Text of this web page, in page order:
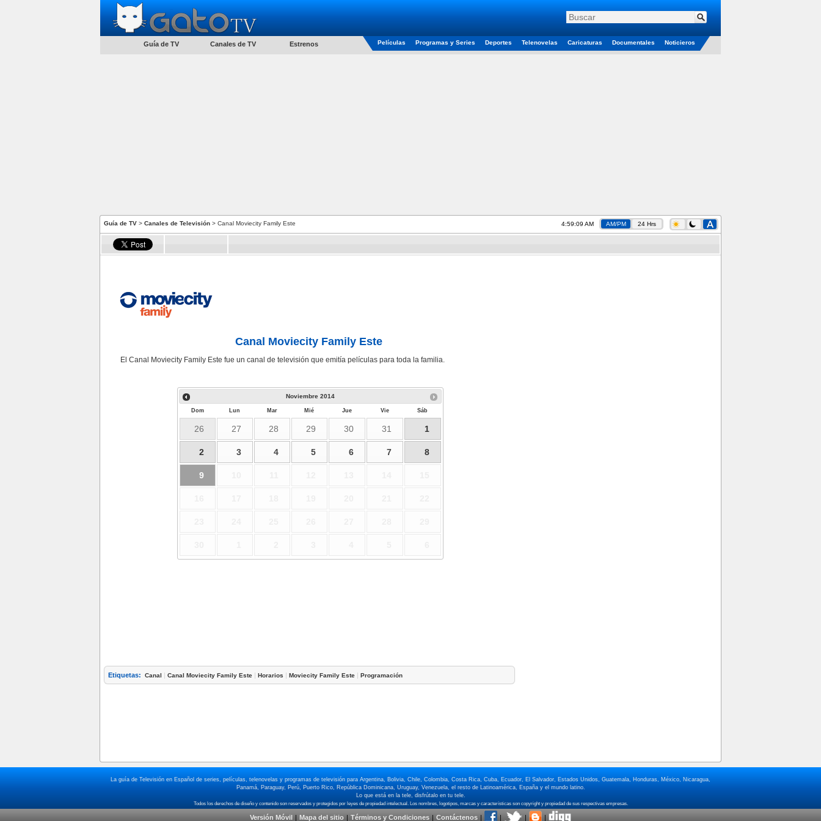
Guía de TV Canales de TV Estrenos Películas Programas y Series Deportes Telenovelas Caricaturas Documentales Noticieros
Guía de TV > Canales de Televisión > Canal Moviecity Family Este 4:59:09 AM AM/PM 24 Hrs
Canal Moviecity Family Este
El Canal Moviecity Family Este fue un canal de televisión que emitía películas para toda la familia.
Noviembre 2014
Dom Lun Mar Mié Jue Vie Sáb
26 27 28 29 30 31 1
2 3 4 5 6 7 8
9
Etiquetas: Canal | Canal Moviecity Family Este | Horarios | Moviecity Family Este | Programación
La guía de Televisión en Español de series, películas, telenovelas y programas de televisión para Argentina, Bolivia, Chile, Colombia, Costa Rica, Cuba, Ecuador, El Salvador, Estados Unidos, Guatemala, Honduras, México, Nicaragua,
Panamá, Paraguay, Perú, Puerto Rico, República Dominicana, Uruguay, Venezuela, el resto de Latinoamérica, España y el mundo latino.
Lo que está en la tele, disfrútalo en tu tele.
Versión Móvil | Mapa del sitio | Términos y Condiciones | Contáctenos | | | |